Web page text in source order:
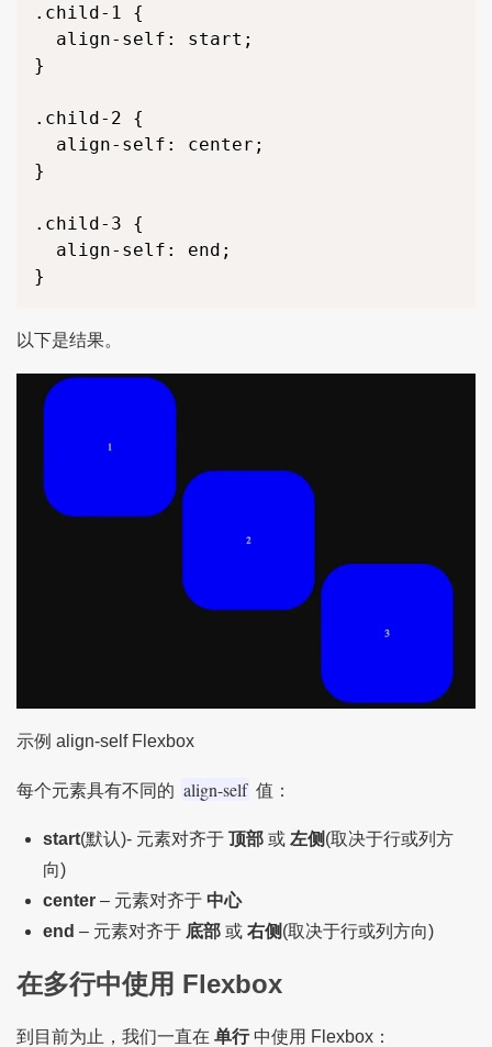
.child-1 {
  align-self: start;
}
.child-2 {
  align-self: center;
}
.child-3 {
  align-self: end;
}
以下是结果。
示例 align-self Flexbox
每个元素具有不同的 align-self 值：
start(默认)- 元素对齐于 顶部或 左侧(取决于行或列方
向)
center– 元素对齐于 中心
end – 元素对齐于 底部或 右侧(取决于行或列方向)
在多行中使用 Flexbox
到目前为止，我们一直在 单行中使用 Flexbox：